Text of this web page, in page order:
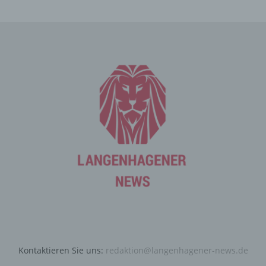
Kontaktieren Sie uns: redaktion@langenhagener-news.de
bei dem für die Verarbeitung Verantwortlichen und für
eigene Zwecke erhoben und gespeichert. Der für die
Verarbeitung Verantwortliche kann die Weitergabe an
einen oder mehrere Auftragsverarbeiter, beispielsweise
einen Paketdienstleister, veranlassen, der die
personenbezogenen Daten ebenfalls ausschließlich für
Verantwortlichen zuzurechnen ist, nutzt.
Durch eine Registrierung auf der Internetseite des für die
erfolgt vor dem Hintergrund, dass nur so der Missbrauch
unserer Dienste verhindert werden kann, und diese